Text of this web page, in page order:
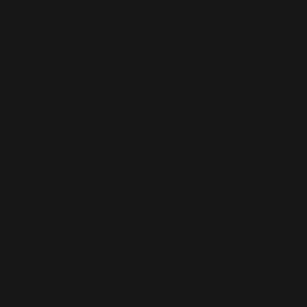
disponible en ligne
pas à contacter notre